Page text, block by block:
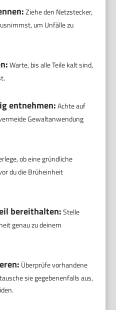
Ziehe den Netzstecker,
um Unfälle zu
Warte, bis alle Teile kalt sind,
entnehmen:Achte auf
Gewaltanwendung
ob eine gründliche
du die Brüheinheit
bereithalten:Stelle
genau zu deinem
Überprüfe vorhandene
sie gegebenenfalls aus,